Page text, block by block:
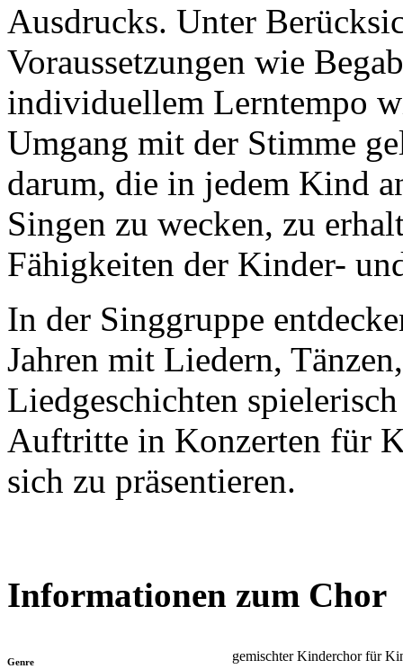
Ausdrucks. Unter
Voraussetzungen wie
individuellem Lerntempo
Umgang mit der Stimme
darum, die in jedem Kind
Singen zu wecken, zu
Fähigkeiten der Kinder-
In der Singgruppe
Jahren mit Liedern,
Liedgeschichten
Auftritte in Konzerten für
sich zu präsentieren.
Informationen zum Chor
Genre gemischter Kinderchor für